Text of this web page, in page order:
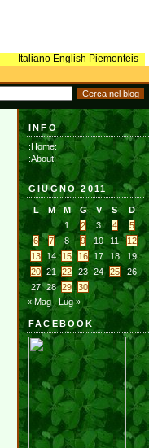
Italiano English Piemonteis
INFO
:Home:
:About:
GIUGNO 2011
L M M G V S
D
1
2 3 4
5
6
7 8 9 10 11
12
13
14 15 16 17 18
19
20 21 22 23 24 25
26
27 28 29
30
« Mag
Lug »
FACEBOOK